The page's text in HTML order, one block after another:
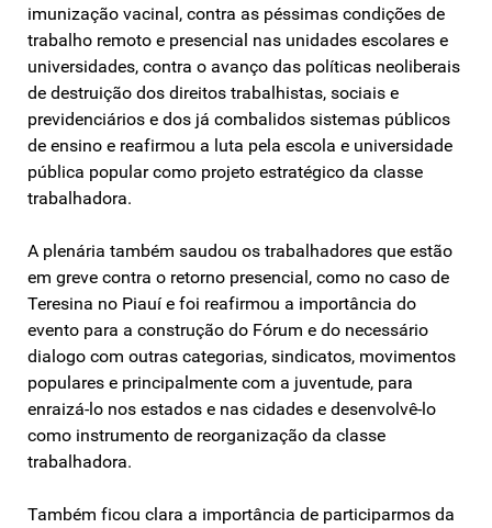
imunização vacinal, contra as péssimas condições de
trabalho remoto e presencial nas unidades escolares e
universidades, contra o avanço das políticas neoliberais
de destruição dos direitos trabalhistas, sociais e
previdenciários e dos já combalidos sistemas públicos
de ensino e reafirmou a luta pela escola e universidade
pública popular como projeto estratégico da classe
trabalhadora.
A plenária também saudou os trabalhadores que estão
em greve contra o retorno presencial, como no caso de
Teresina no Piauí e foi reafirmou a importância do
evento para a construção do Fórum e do necessário
dialogo com outras categorias, sindicatos, movimentos
populares e principalmente com a juventude, para
enraizá-lo nos estados e nas cidades e desenvolvê-lo
como instrumento de reorganização da classe
trabalhadora.
Também ficou clara a importância de participarmos da